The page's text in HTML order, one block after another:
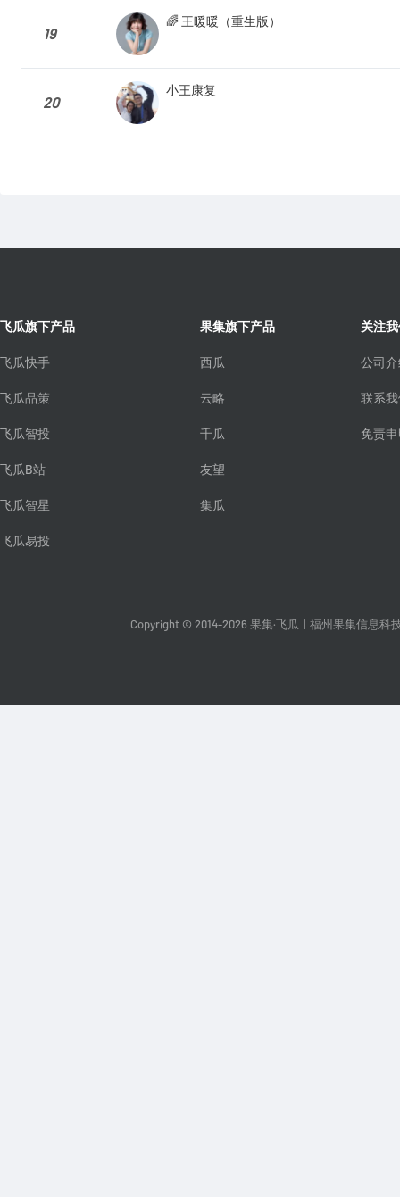
19
🌈 王暖暖（重生版）
20
小王康复
飞瓜旗下产品
飞瓜快手
飞瓜品策
飞瓜智投
飞瓜B站
飞瓜智星
飞瓜易投
果集旗下产品
西瓜
云略
千瓜
友望
集瓜
关注
公司
联系
免责
Copyright © 2014-2026 果集·飞瓜 福州果集信息科